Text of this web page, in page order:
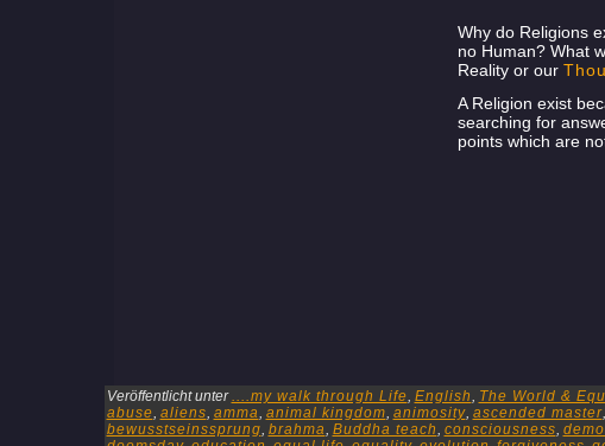
Why do Religions
no Human? What
Reality or our
A Religion exist
searching for
points which are
Veröffentlicht unter ....my walk through Life, English, The World &
abuse, aliens, amma, animal kingdom, animosity, ascended master,
bewusstseinssprung, brahma, Buddha teach, consciousness,